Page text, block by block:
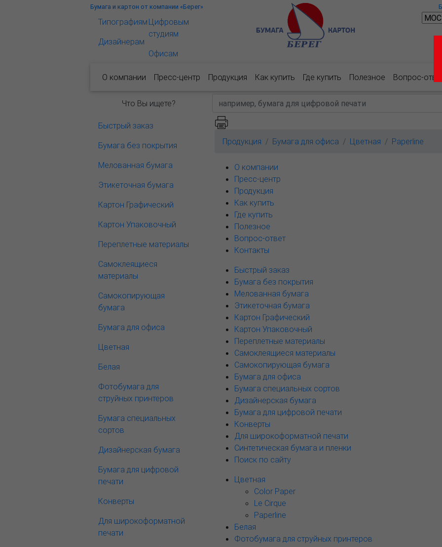
Бумага и картон от компании «Берег»
Типографиям
Дизайнерам
Цифровым
студиям
Офисам
О компании Пресс-центр Продукция Как купить Где купить Полезное Вопрос-
Что Вы ищете?
Быстрый заказ
Бумага без покрытия
Мелованная бумага
Этикеточная бумага
Картон Графический
Картон Упаковочный
Переплетные материалы
Самоклеящиеся
материалы
Самокопирующая
бумага
Бумага для офиса
Цветная
Белая
Фотобумага для
струйных принтеров
Бумага специальных
сортов
Дизайнерская бумага
Бумага для цифровой
печати
Конверты
Для широкоформатной
печати
Продукция Бумага для офиса Цветная Paperline
О компании
Пресс-центр
Продукция
Как купить
Где купить
Полезное
Вопрос-ответ
Контакты
Быстрый заказ
Бумага без покрытия
Мелованная бумага
Этикеточная бумага
Картон Графический
Картон Упаковочный
Переплетные материалы
Самоклеящиеся материалы
Самокопирующая бумага
Бумага для офиса
Бумага специальных сортов
Дизайнерская бумага
Бумага для цифровой печати
Конверты
Для широкоформатной печати
Синтетическая бумага и пленки
Поиск по сайту
Цветная
Color Paper
Le Cirque
Paperline
Белая
Фотобумага для струйных принтеров